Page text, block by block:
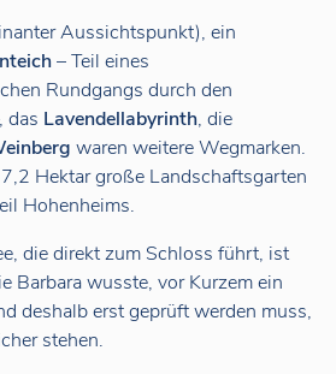
Aussichtspunkt), ein
– Teil eines
Rundgangs durch den
das Lavendellabyrinth, die
waren weitere Wegmarken.
Hektar große Landschaftsgarten
Hohenheims.
die direkt zum Schloss führt, ist
Barbara wusste, vor Kurzem ein
deshalb erst geprüft werden muss,
stehen.